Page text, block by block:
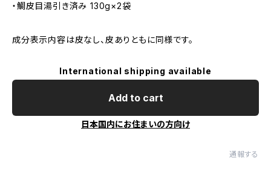
・鯛皮目湯引き済み 130g×2袋
成分表示内容は皮なし、皮ありともに同様です。
International shipping available
Add to cart
日本国内にお住まいの方向け
通報する